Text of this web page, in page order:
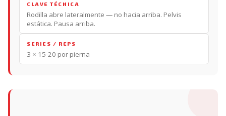
CLAVE TÉCNICA
Rodilla abre lateralmente — no hacia arriba. Pelvis
estática. Pausa arriba.
SERIES / REPS
3 × 15-20 por pierna